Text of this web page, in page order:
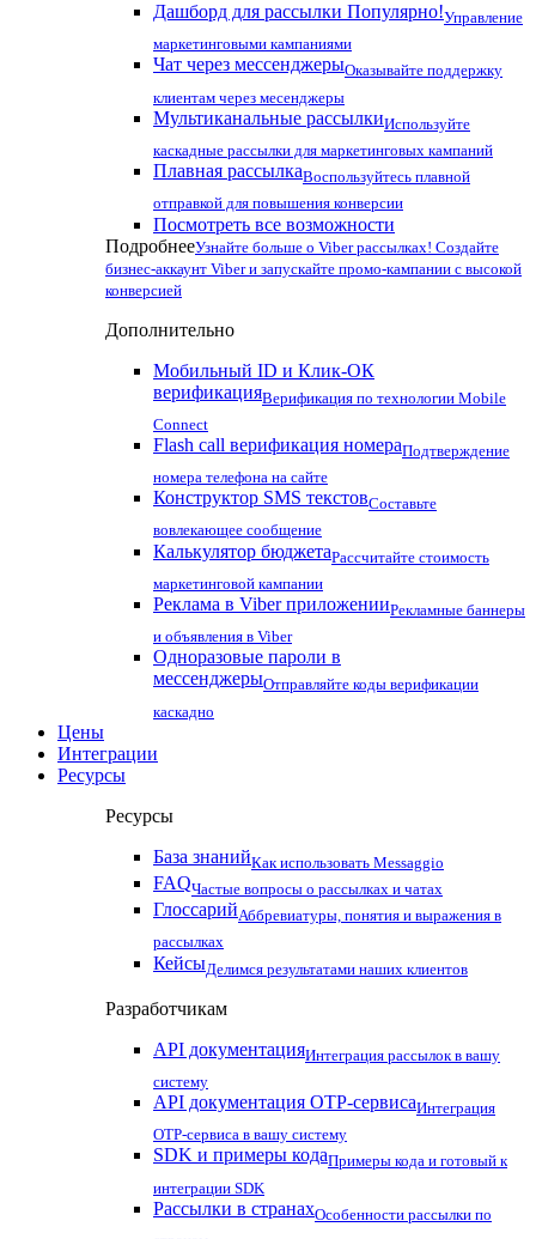
Дашборд для рассылки Популярно!Управление
маркетинговыми кампаниями
Чат через мессенджерыОказывайте поддержку
клиентам через месенджеры
Мультиканальные рассылкиИспользуйте
каскадные рассылки для маркетинговых кампаний
Плавная рассылкаВоспользуйтесь плавной
отправкой для повышения конверсии
Посмотреть все возможности
ПодробнееУзнайте больше о Viber рассылках! Создайте
бизнес-аккаунт Viber и запускайте промо-кампании с высокой
конверсией
Дополнительно
Мобильный ID и Клик-ОК
верификацияВерификация по технологии Mobile
Connect
Flash call верификация номераПодтверждение
номера телефона на сайте
Конструктор SMS текстовСоставьте
вовлекающее сообщение
Калькулятор бюджетаРассчитайте стоимость
маркетинговой кампании
Реклама в Viber приложенииРекламные баннеры
и объявления в Viber
Одноразовые пароли в
мессенджерыОтправляйте коды верификации
каскадно
Цены
Интеграции
Ресурсы
Ресурсы
База знанийКак использовать Messaggio
FAQЧастые вопросы о рассылках и чатах
ГлоссарийАббревиатуры, понятия и выражения в
рассылках
КейсыДелимся результатами наших клиентов
Разработчикам
API документацияИнтеграция рассылок в вашу
систему
API документация OTP-сервисаИнтеграция
OTP-сервиса в вашу систему
SDK и примеры кодаПримеры кода и готовый к
интеграции SDK
Рассылки в странахОсобенности рассылки по